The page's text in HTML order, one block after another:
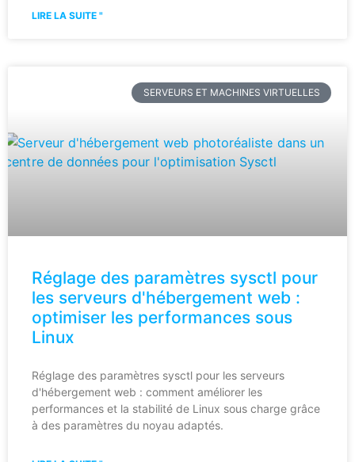
LIRE LA SUITE "
SERVEURS ET MACHINES VIRTUELLES
Réglage des paramètres sysctl pour
les serveurs d'hébergement web :
optimiser les performances sous
Linux
Réglage des paramètres sysctl pour les serveurs
d'hébergement web : comment améliorer les
performances et la stabilité de Linux sous charge grâce
à des paramètres du noyau adaptés.